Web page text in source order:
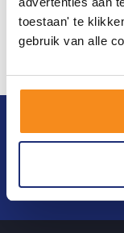
toestaan' te
gebruik van alle
ontwikkelingen